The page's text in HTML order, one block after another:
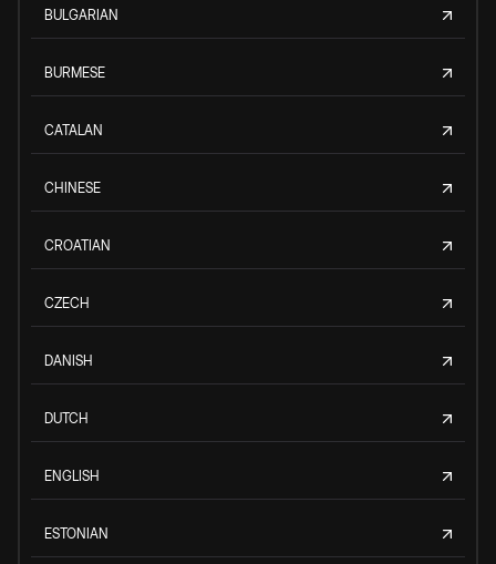
BULGARIAN
BURMESE
CATALAN
CHINESE
CROATIAN
CZECH
DANISH
DUTCH
ENGLISH
ESTONIAN